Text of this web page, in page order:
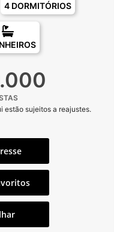
4 DORMITÓRIOS
estão sujeitos a reajustes.